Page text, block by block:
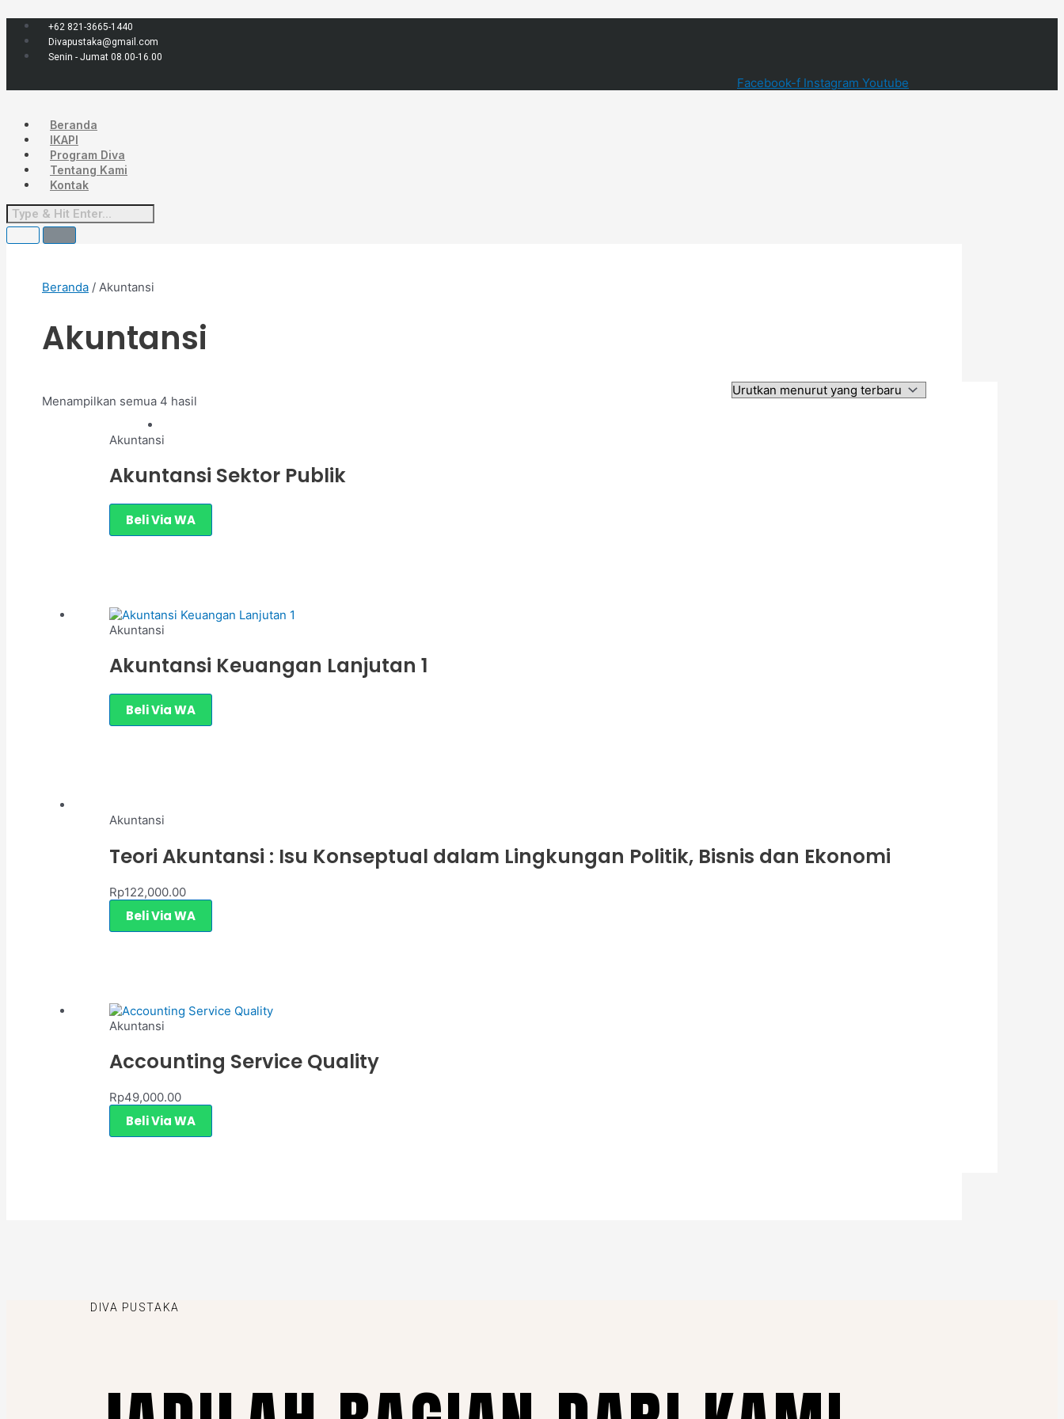
ke
konten
+62 821-3665-1440
Divapustaka@gmail.com
Senin - Jumat 08.00-16.00
Facebook-f Instagram Youtube
Beranda
IKAPI
Program Diva
Tentang Kami
Kontak
Beranda / Akuntansi
Akuntansi
Menampilkan semua 4 hasil
menurut
Akuntansi
Akuntansi Sektor Publik
Beli Via WA
Akuntansi
Akuntansi Keuangan Lanjutan 1
Beli Via WA
Akuntansi
Teori Akuntansi : Isu Konseptual dalam Lingkungan Politik, Bisnis dan Ekonomi
Rp122,000.00
Beli Via WA
Akuntansi
Accounting Service Quality
Rp49,000.00
Beli Via WA
DIVA PUSTAKA